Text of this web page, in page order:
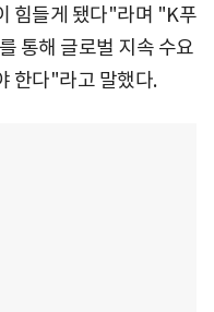
힘들게 됐다"라며 "K푸
통해 글로벌 지속 수요
한다"라고 말했다.